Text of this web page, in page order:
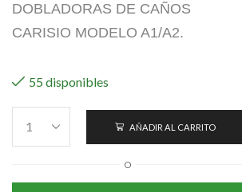
DOBLADORAS DE CAÑOS
CARISIO MODELO A1/A2.
55 disponibles
AÑADIR AL CARRITO
O